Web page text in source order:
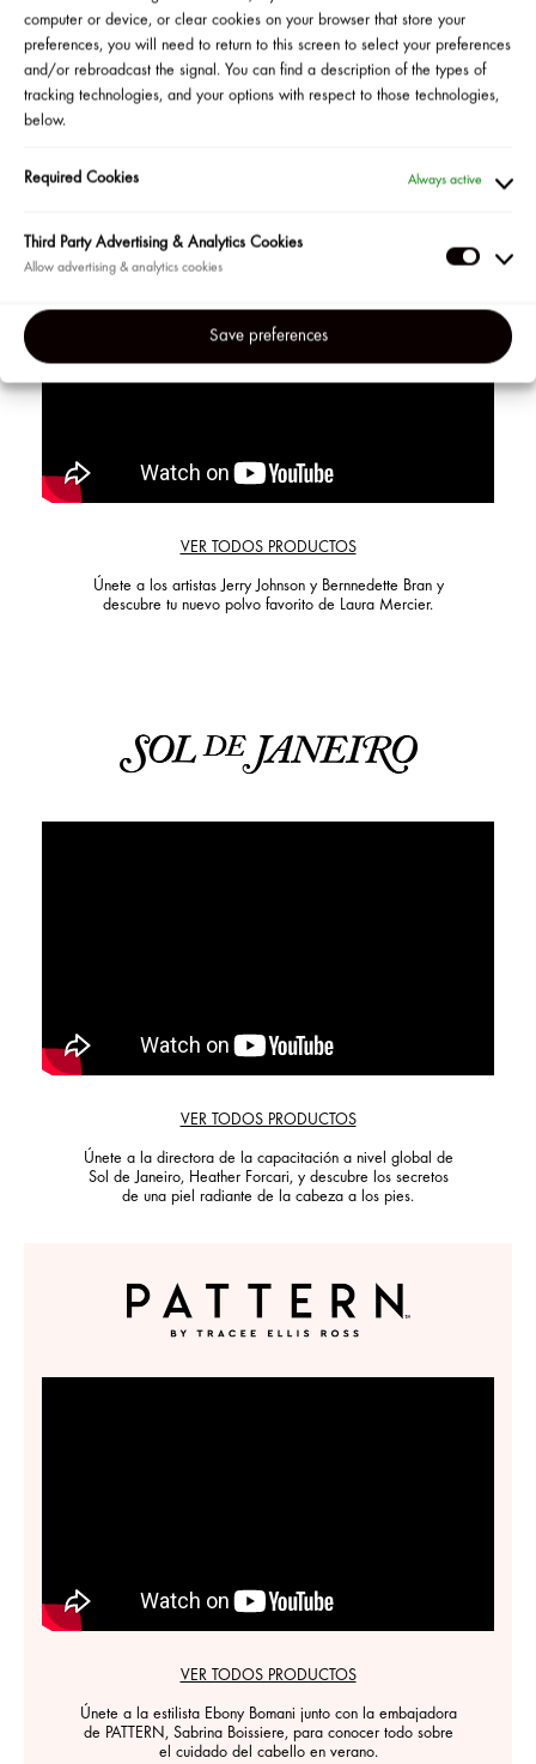
computer or device, or clear cookies on your browser that store your
preferences, you will need to return to this screen to select your preferences
and/or rebroadcast the signal. You can find a description of the types of
tracking technologies, and your options with respect to those technologies,
below.
Required Cookies Always active
Third Party Advertising & Analytics Cookies
Third
&
Save preferences
Acompaña a Julie Monti, la responsable de educación de
LANEIGE, mientras comparte sus consejos de experta
para mantener la piel visiblemente tonificada, firme y
radiante con la colección Bouncy & Firm.
VER TODOS PRODUCTOS
Únete a los artistas Jerry Johnson y Bernnedette Bran y
descubre tu nuevo polvo favorito de Laura Mercier.
VER TODOS PRODUCTOS
Únete a la directora de la capacitación a nivel global de
Sol de Janeiro, Heather Forcari, y descubre los secretos
de una piel radiante de la cabeza a los pies.
VER TODOS PRODUCTOS
Únete a la estilista Ebony Bomani junto con la embajadora
de PATTERN, Sabrina Boissiere, para conocer todo sobre
el cuidado del cabello en verano.